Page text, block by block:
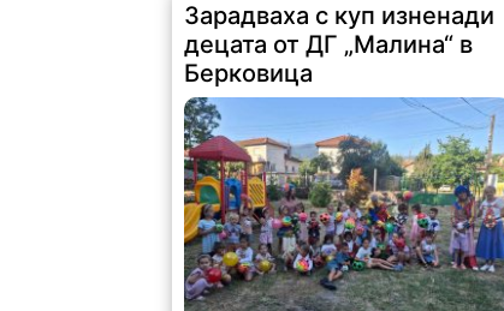
Зарадваха с куп изненади
децата от ДГ „Малина“ в
Берковица